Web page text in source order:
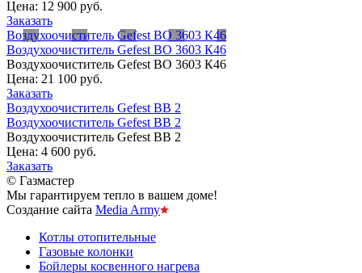
Цена: 12 900 руб.
Заказать
Воздухоочиститель Gefest ВО 3603 К46
Воздухоочиститель Gefest ВО 3603 К46
Воздухоочиститель Gefest ВО 3603 К46
Цена: 21 100 руб.
Заказать
Воздухоочиститель Gefest ВВ 2
Воздухоочиститель Gefest ВВ 2
Воздухоочиститель Gefest ВВ 2
Цена: 4 600 руб.
Заказать
© Газмастер
Мы гарантируем тепло в вашем доме!
Создание сайта Media Army
Котлы отопительные
Газовые колонки
Бойлеры косвенного нагрева